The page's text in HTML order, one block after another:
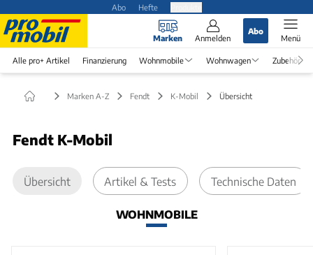
Abo Hefte
Marken Anmelden
Abo
Menü
Alle pro+ Artikel Finanzierung Wohnmobile Wohnwagen Zubehör
Marken A-Z Fendt K-Mobil Übersicht
Fendt K-Mobil
Übersicht Artikel & Tests Technische Daten
WOHNMOBILE